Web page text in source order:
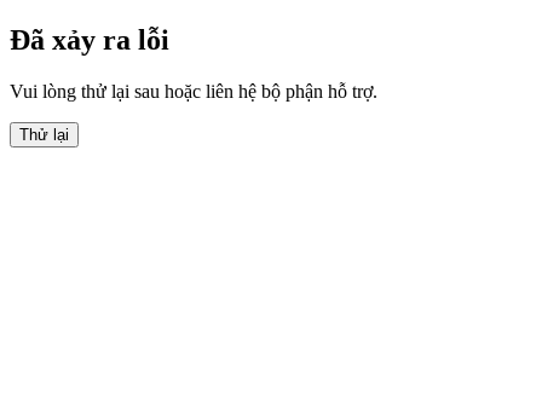
Đã xảy ra lỗi
Vui lòng thử lại sau hoặc liên hệ bộ phận hỗ trợ.
Thử lại